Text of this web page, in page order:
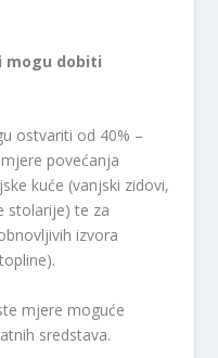
mogu dobiti
ostvariti od 40% –
povećanja
kuće (vanjski zidovi,
stolarije) te za
izvora
mjere moguće
sredstava.